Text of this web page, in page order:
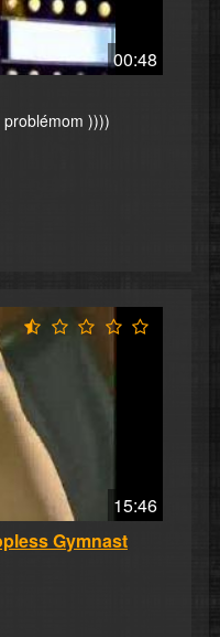
00:48
))))
15:46
Gymnast